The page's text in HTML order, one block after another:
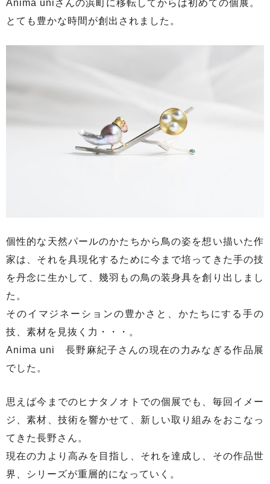
Anima uniさんの浜町に移転してからは初めての個展。
とても豊かな時間が創出されました。
個性的な天然パールのかたちから鳥の姿を想い描いた作
家は、それを具現化するために今まで培ってきた手の技
を丹念に生かして、幾羽もの鳥の装身具を創り出しまし
た。
そのイマジネーションの豊かさと、かたちにする手の
技、素材を見抜く力・・・。
Anima uni 長野麻紀子さんの現在の力みなぎる作品展
でした。
思えば今までのヒナタノオトでの個展でも、毎回イメー
ジ、素材、技術を響かせて、新しい取り組みをおこなっ
てきた長野さん。
現在の力より高みを目指し、それを達成し、その作品世
界、シリーズが重層的になっていく。